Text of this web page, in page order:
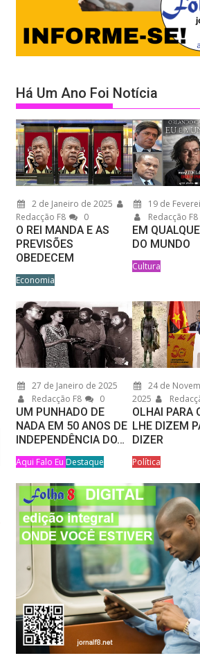
Há Um Ano Foi Notícia
2 de Janeiro de 2025
Redacção F8
0
O REI MANDA E AS
PREVISÕES
OBEDECEM
Economia
19 de
Redacção F8
EM
DO MUNDO
Cultura
27 de Janeiro de 2025
Redacção F8
0
UM PUNHADO DE
NADA EM 50 ANOS DE
INDEPENDÊNCIA DO…
Aqui Falo Eu Destaque
24 de
2025
OLHAI PARA
LHE DIZEM
DIZER
Política